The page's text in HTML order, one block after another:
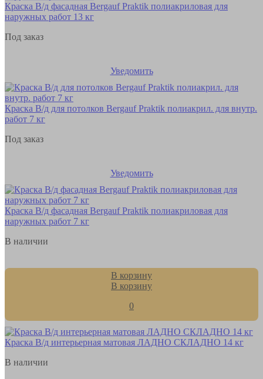
Краска В/д фасадная Bergauf Praktik полиакриловая для
наружных работ 13 кг
Под заказ
Уведомить
Краска В/д для потолков Bergauf Praktik полиакрил. для внутр.
работ 7 кг
Под заказ
Уведомить
Краска В/д фасадная Bergauf Praktik полиакриловая для
наружных работ 7 кг
В наличии
В корзину
В корзину
0
Краска В/д интерьерная матовая ЛАДНО СКЛАДНО 14 кг
В наличии